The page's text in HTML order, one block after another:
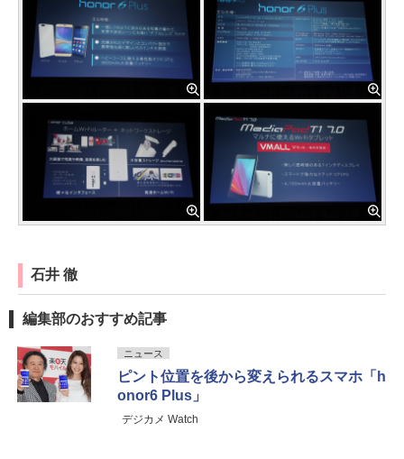
石井 徹
編集部のおすすめ記事
ニュース
ピント位置を後から変えられるスマホ「h
onor6 Plus」
デジカメ Watch